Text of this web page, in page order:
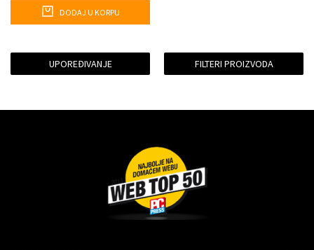
DODAJ U KORPU
UPOREĐIVANJE FILTERI PROIZVODA